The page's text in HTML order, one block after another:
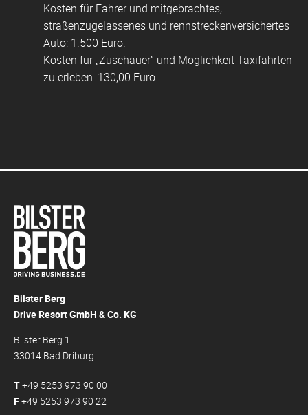
Kosten für Fahrer und mitgebrachtes,
straßenzugelassenes und rennstreckenversichertes
Auto: 1.500 Euro.
Kosten für „Zuschauer“ und Möglichkeit Taxifahrten
zu erleben: 130,00 Euro
Bilster Berg
Drive Resort GmbH & Co. KG
Bilster Berg 1
33014 Bad Driburg
T+49 5253 973 90 00
F+49 5253 973 90 22